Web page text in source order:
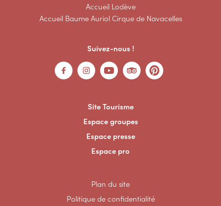
Accueil Lodève
Accueil Baume Auriol Cirque de Navacelles
Suivez-nous !
Site Tourisme
Espace groupes
Espace presse
Espace pro
Plan du site
Politique de confidentialité